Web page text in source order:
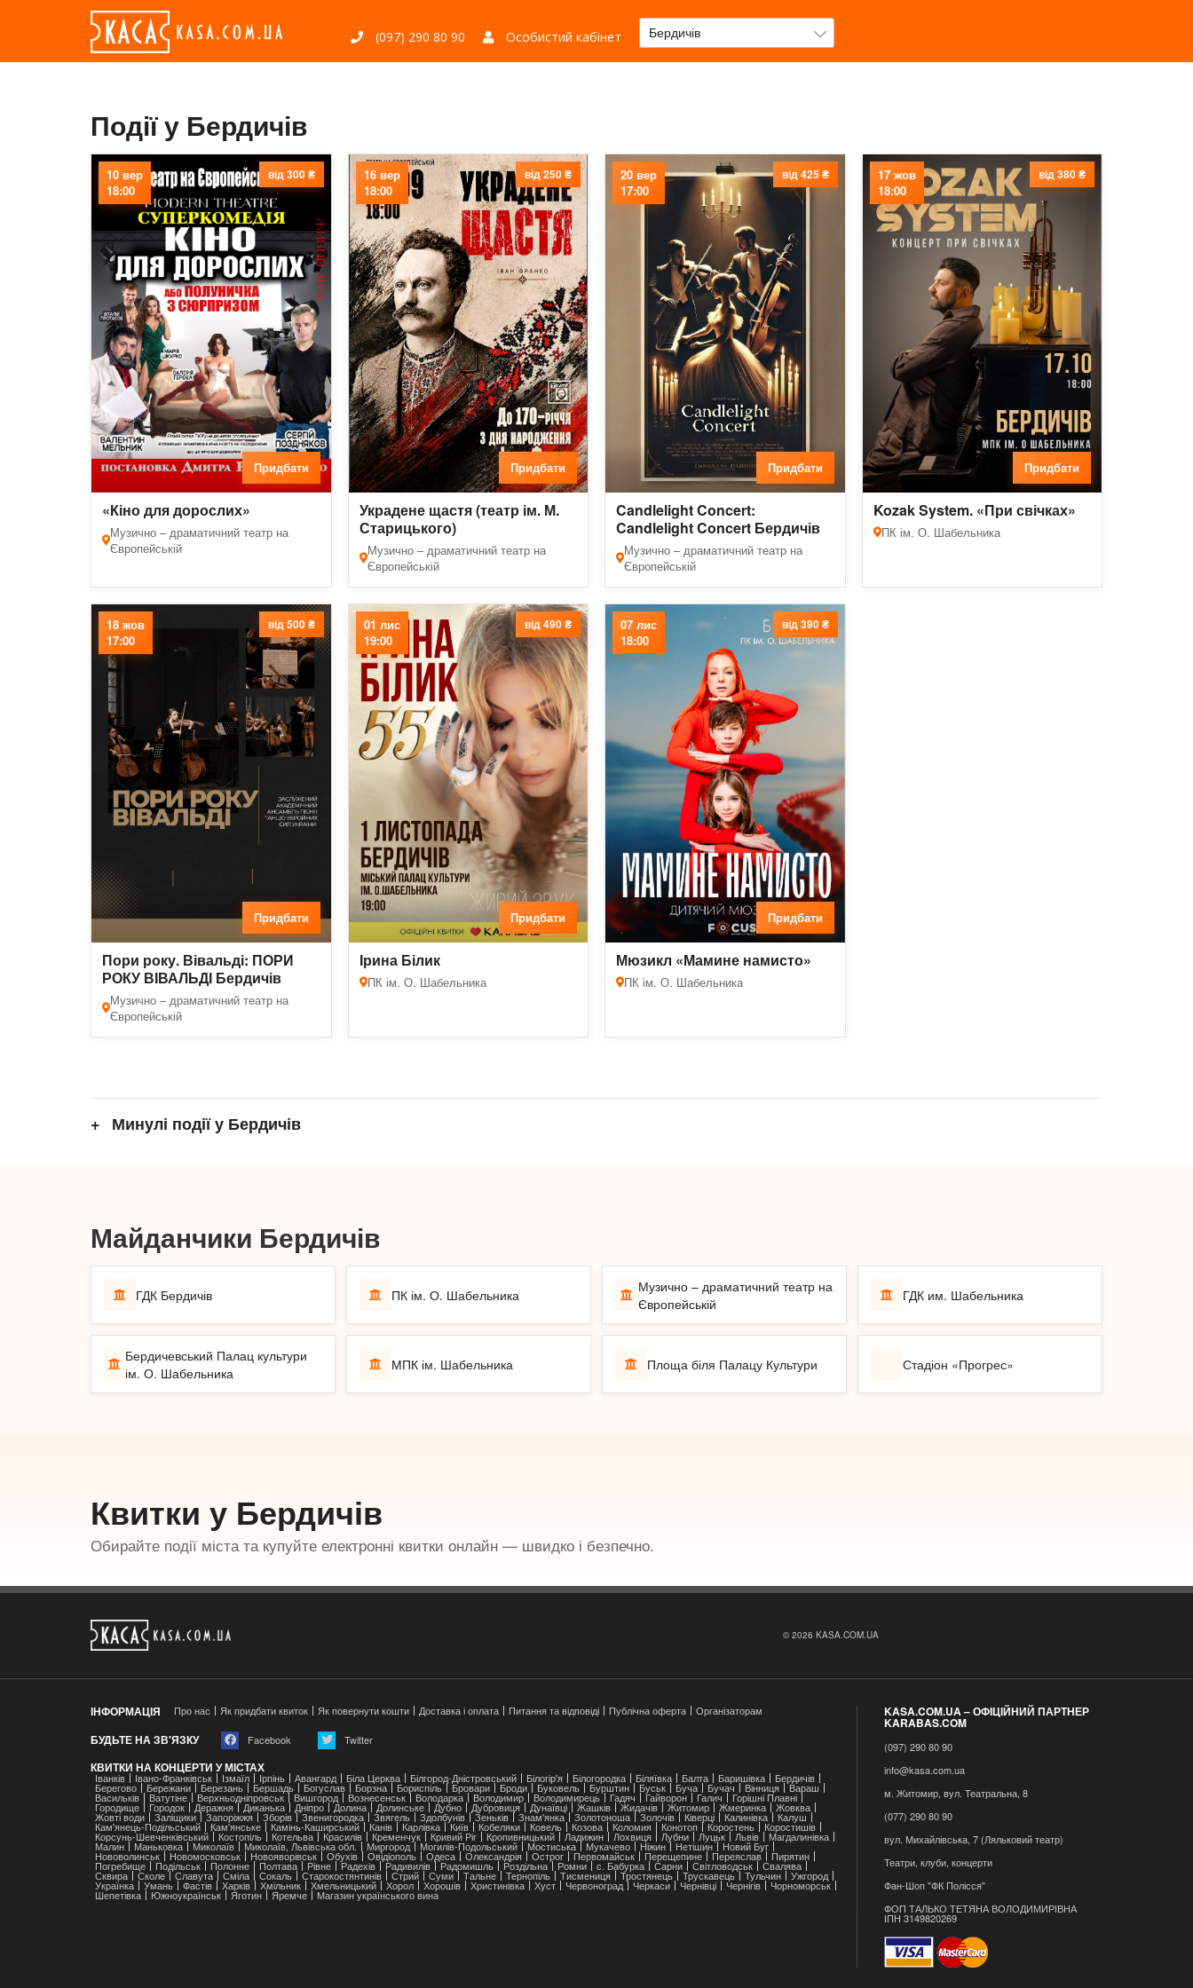
(097) 290 80 90 Особистий кабінет Бердичів
Події у Бердичів
10 вер
18:00
від 300 ₴
Придбати
«Кіно для дорослих»
Музично – драматичний театр на
Європейській
16 вер
18:00
від 250 ₴
Придбати
Украдене щастя (театр ім. М.
Старицького)
Музично – драматичний театр на
Європейській
20 вер
17:00
від 425 ₴
Придбати
Candlelight Concert:
Candlelight Concert Бердичів
Музично – драматичний театр на
Європейській
17 жов
18:00
від 380 ₴
Придбати
Kozak System. «При свічках»
ПК ім. О. Шабельника
18 жов
17:00
від 500 ₴
Придбати
Пори року. Вівальді: ПОРИ
РОКУ ВІВАЛЬДІ Бердичів
Музично – драматичний театр на
Європейській
01 лис
19:00
від 490 ₴
Придбати
Ірина Білик
ПК ім. О. Шабельника
07 лис
18:00
від 390 ₴
Придбати
Мюзикл «Мамине намисто»
ПК ім. О. Шабельника
Минулі події у Бердичів
Майданчики Бердичів
ГДК Бердичів ПК ім. О. Шабельника
Музично – драматичний театр на
Європейській
ГДК им. Шабельника
Бердичевський Палац культури
ім. О. Шабельника
МПК ім. Шабельника Площа біля Палацу Культури Стадіон «Прогрес»
Квитки у Бердичів
Обирайте події міста та купуйте електронні квитки онлайн — швидко і безпечно.
© 2026 KASA.COM.UA
ІНФОРМАЦІЯ Про нас Як придбати квиток Як повернути кошти Доставка і оплата Питання та відповіді Публічна оферта Організаторам
БУДЬТЕ НА ЗВ'ЯЗКУ Facebook Twitter
КВИТКИ НА КОНЦЕРТИ У МІСТАХ
Іванків Івано-Франківськ Ізмаїл Ірпінь Авангард Біла Церква Білгород-Дністровський Білогір'я Білогородка Біляївка Балта Баришівка Бердичів
Берегово Бережани Березань Бершадь Богуслав Борзна Бориспіль Бровари Броди Буковель Бурштин Буськ Буча Бучач Вінниця Вараш
Васильків Ватутіне Верхньодніпровськ Вишгород Вознесенськ Володарка Володимир Володимирець Гадяч Гайворон Галич Горішні Плавні
Городище Городок Деражня Диканька Дніпро Долина Долинське Дубно Дубровиця Дунаївці Жашків Жидачів Житомир Жмеринка Жовква
Жовті води Заліщики Запоріжжя Зборів Звенигородка Звягель Здолбунів Зеньків Знам'янка Золотоноша Золочів Ківерці Калинівка Калуш
Кам'янець-Подільський Кам'янське Камінь-Каширський Канів Карлівка Київ Кобеляки Ковель Козова Коломия Конотоп Коростень Коростишів
Корсунь-Шевченківський Костопіль Котельва Красилів Кременчук Кривий Ріг Кропивницький Ладижин Лохвиця Лубни Луцьк Львів Магдалинівка
Малин Маньковка Миколаїв Миколаїв, Львівська обл. Миргород Могилів-Подольський Мостиська Мукачево Ніжин Нетішин Новий Буг
Нововолинськ Новомосковськ Новояворівськ Обухів Ові́діополь Одеса Олександрія Острог Первомайськ Перещепине Переяслав Пирятин
Погребище Подільськ Полонне Полтава Рівне Радехів Радивилів Радомишль Роздільна Ромни с. Бабурка Сарни Світловодськ Свалява
Сквира Сколе Славута Сміла Сокаль Старокостянтинів Стрий Суми Тальне Тернопіль Тисмениця Тростянець Трускавець Тульчин Ужгород
Українка Умань Фастів Харків Хмільник Хмельницький Хорол Хорошів Христинівка Хуст Червоноград Черкаси Чернівці Чернігів Чорноморськ
Шепетівка Южноукраїнськ Яготин Яремче Магазин українського вина
KASA.COM.UA – ОФІЦІЙНИЙ ПАРТНЕР
KARABAS.COM
(097) 290 80 90
info@kasa.com.ua
м. Житомир, вул. Театральна, 8
(077) 290 80 90
вул. Михайлівська, 7 (Ляльковий театр)
Театри, клуби, концерти
Фан-Шоп "ФК Полісся"
ФОП ТАЛЬКО ТЕТЯНА ВОЛОДИМИРІВНА
ІПН 3149820269